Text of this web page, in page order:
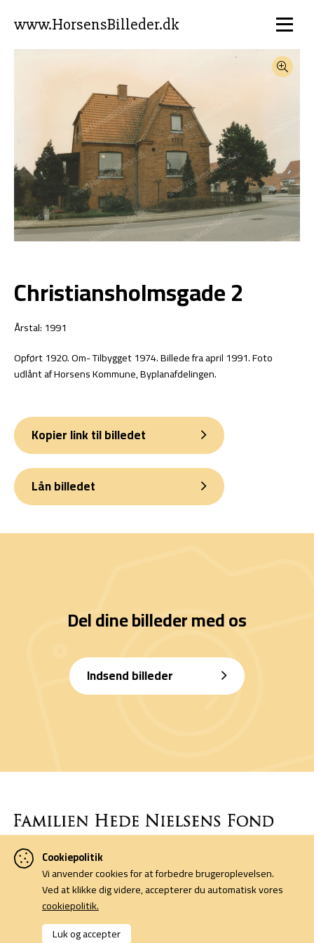
www.HorsensBilleder.dk
Christiansholmsgade 2
Årstal: 1991
Opført 1920. Om- Tilbygget 1974. Billede fra april 1991. Foto
udlånt af Horsens Kommune, Byplanafdelingen.
Kopier link til billedet
Lån billedet
Del dine billeder med os
Indsend billeder
Denne side er finansieret af Familien Hede Nielsens Fond og drives
af foreningen Horsens Billeders Venner.
Cookiepolitik
Kontakt
Cookiepolitik
Vi anvender cookies for at forbedre brugeroplevelsen.
Ved at klikke dig videre, accepterer du automatisk vores
cookiepolitik.
Luk og accepter